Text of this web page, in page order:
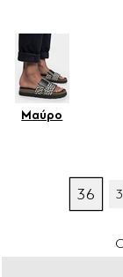
Μαύρο
36